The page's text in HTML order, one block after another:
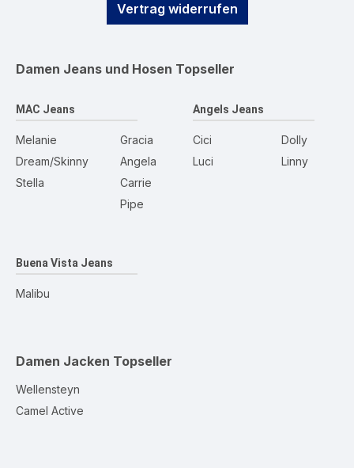
Vertrag widerrufen
Damen Jeans und Hosen Topseller
MAC Jeans
Melanie
Dream/Skinny
Stella
Gracia
Angela
Carrie
Pipe
Angels Jeans
Cici
Luci
Dolly
Linny
Buena Vista Jeans
Malibu
Damen Jacken Topseller
Wellensteyn
Camel Active